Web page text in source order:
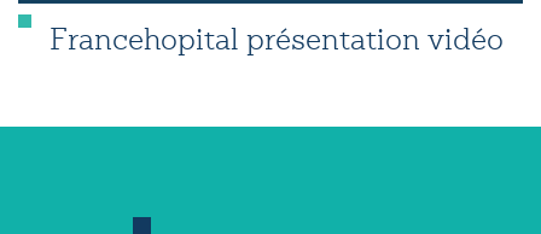
Francehopital présentation vidéo